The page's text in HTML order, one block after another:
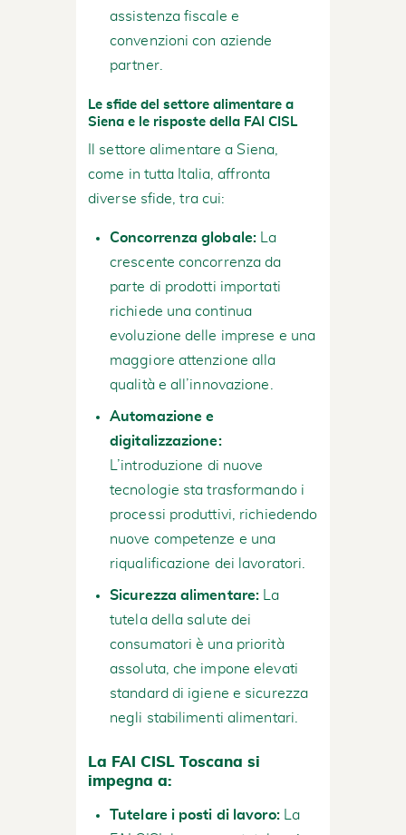
assistenza fiscale e
convenzioni con aziende
partner.
Le sfide del settore alimentare a
Siena e le risposte della FAI CISL
Il settore alimentare a Siena,
come in tutta Italia, affronta
diverse sfide, tra cui:
Concorrenza globale: La
crescente concorrenza da
parte di prodotti importati
richiede una continua
evoluzione delle imprese e una
maggiore attenzione alla
qualità e all’innovazione.
Automazione e
digitalizzazione:
L’introduzione di nuove
tecnologie sta trasformando i
processi produttivi, richiedendo
nuove competenze e una
riqualificazione dei lavoratori.
Sicurezza alimentare: La
tutela della salute dei
consumatori è una priorità
assoluta, che impone elevati
standard di igiene e sicurezza
negli stabilimenti alimentari.
La FAI CISL Toscana si
impegna a:
Tutelare i posti di lavoro:La